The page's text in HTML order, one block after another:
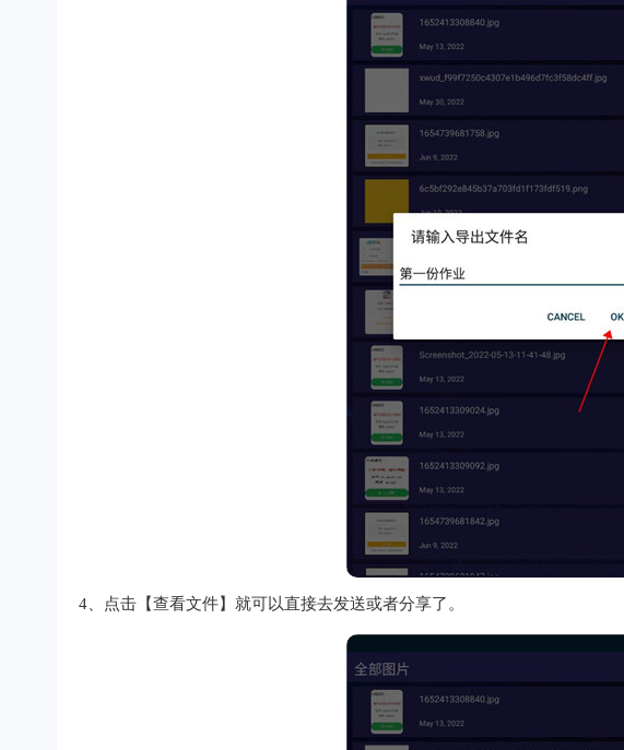
4、点击【查看文件】就可以直接去发送或者分享了。